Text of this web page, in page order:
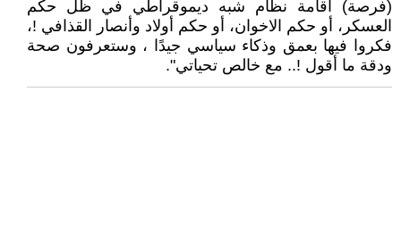
(فرصة) اقامة نظام شبه ديموقراطي في ظل حكم
العسكر، أو حكم الاخوان، أو حكم أولاد وأنصار القذافي !،
فكروا فيها بعمق وذكاء سياسي جيدًا ، وستعرفون صحة
ودقة ما أقول !.. مع خالص تحياتي".